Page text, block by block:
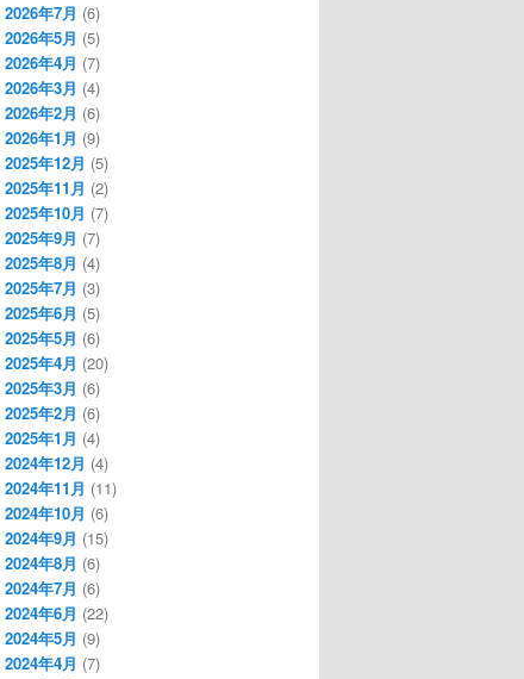
2026年7月 (6)
2026年5月 (5)
2026年4月 (7)
2026年3月 (4)
2026年2月 (6)
2026年1月 (9)
2025年12月 (5)
2025年11月 (2)
2025年10月 (7)
2025年9月 (7)
2025年8月 (4)
2025年7月 (3)
2025年6月 (5)
2025年5月 (6)
2025年4月 (20)
2025年3月 (6)
2025年2月 (6)
2025年1月 (4)
2024年12月 (4)
2024年11月 (11)
2024年10月 (6)
2024年9月 (15)
2024年8月 (6)
2024年7月 (6)
2024年6月 (22)
2024年5月 (9)
2024年4月 (7)